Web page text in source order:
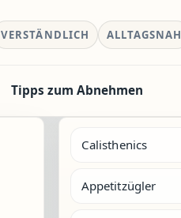
VERSTÄNDLICH ALLTAGSNAH
Tipps zum Abnehmen
Calisthenics
Appetitzügler